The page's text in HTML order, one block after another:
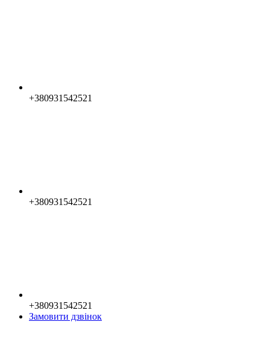
+380931542521
+380931542521
+380931542521
Замовити дзвінок